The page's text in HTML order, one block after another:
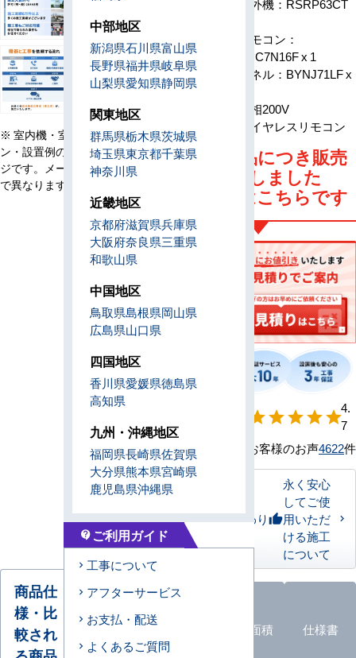
※ 室内機・室外機・リモコ
ン・設置例の画像はイメー
ジです。メーカー、機種等
で異なります。
室外機：RSRP63CT
リモコン：
BRC7N16F x 1
パネル：BYNJ71LF x
三相200V
ワイヤレスリモコン
旧型番商品につき販売
は終了しました
後継機種はこちらです
度
starstarstarstarstar
4.
7
お客様のお声4622件
私たちのこだわりthumb_up
永く安心
してご使
用いただ
ける施工
について
商品仕
様・比
較され
オプショ
ン品
一覧
エアコン
形状
適応面積 仕様書
中部地区
新潟県石川県富山県
長野県福井県岐阜県
山梨県愛知県静岡県
関東地区
群馬県栃木県茨城県
埼玉県東京都千葉県
神奈川県
近畿地区
京都府滋賀県兵庫県
大阪府奈良県三重県
和歌山県
中国地区
鳥取県島根県岡山県
広島県山口県
四国地区
香川県愛媛県徳島県
高知県
九州・沖縄地区
福岡県長崎県佐賀県
大分県熊本県宮崎県
鹿児島県沖縄県
contact_support ご利用ガイド
工事について
アフターサービス
お支払・配送
よくあるご質問